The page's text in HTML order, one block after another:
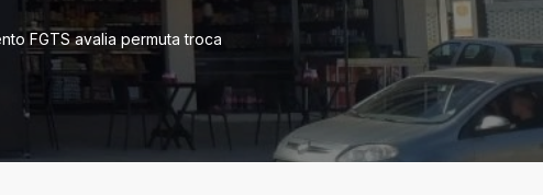
FGTS avalia permuta troca